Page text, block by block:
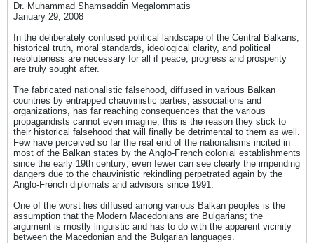
Dr. Muhammad Shamsaddin Megalommatis
January 29, 2008
In the deliberately confused political landscape of the Central Balkans,
historical truth, moral standards, ideological clarity, and political
resoluteness are necessary for all if peace, progress and prosperity
are truly sought after.
The fabricated nationalistic falsehood, diffused in various Balkan
countries by entrapped chauvinistic parties, associations and
organizations, has far reaching consequences that the various
propagandists cannot even imagine; this is the reason they stick to
their historical falsehood that will finally be detrimental to them as well.
Few have perceived so far the real end of the nationalisms incited in
most of the Balkan states by the Anglo-French colonial establishments
since the early 19th century; even fewer can see clearly the impending
dangers due to the chauvinistic rekindling perpetrated again by the
Anglo-French diplomats and advisors since 1991.
One of the worst lies diffused among various Balkan peoples is the
assumption that the Modern Macedonians are Bulgarians; the
argument is mostly linguistic and has to do with the apparent vicinity
between the Macedonian and the Bulgarian languages.